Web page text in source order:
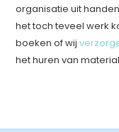
organisatie uit
het toch teveel werk
boeken of wij
het huren van